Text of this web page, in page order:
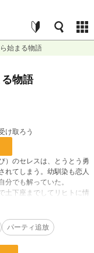
始まる物語
物語
け取ろう
）のセレスは、とうとう勇
れてしまう。幼馴染も恋人
分でも解っていた。
土下座までしてリヒトに情
でセレスを殴った…そし
パーティ追放